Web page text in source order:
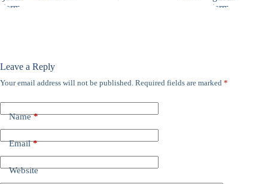
Leave a Reply
Your email address will not be published. Required fields are marked *
Name*
Email*
Website